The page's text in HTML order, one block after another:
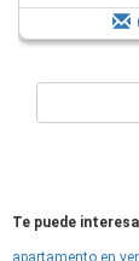
Te puede
apartamento en